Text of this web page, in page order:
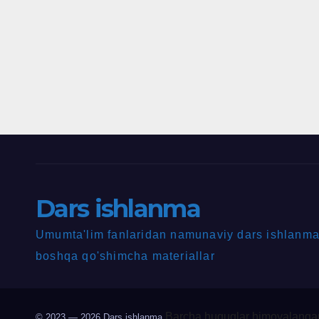
Dars ishlanma
Umumta'lim fanlaridan namunaviy dars
boshqa qo'shimcha materiallar
Barcha huquqlar